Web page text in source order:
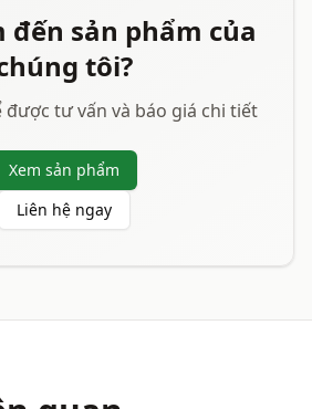
đến sản phẩm của
tôi?
được tư vấn và báo giá chi tiết
Xem sản phẩm
Liên hệ ngay